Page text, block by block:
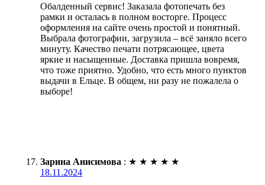
Обалденный сервис! Заказала фотопечать без
рамки и осталась в полном восторге. Процесс
оформления на сайте очень простой и понятный.
Выбрала фотографии, загрузила – всё заняло всего
минуту. Качество печати потрясающее, цвета
яркие и насыщенные. Доставка пришла вовремя,
что тоже приятно. Удобно, что есть много пунктов
выдачи в Ельце. В общем, ни разу не пожалела о
выборе!
Зарина Анисимова : ★ ★ ★ ★ ★
18.11.2024